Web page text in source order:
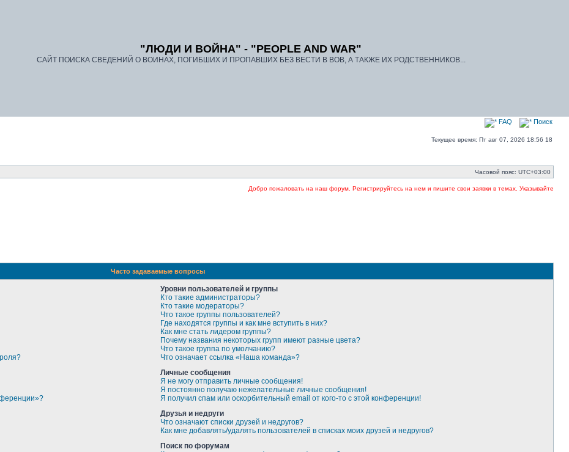
"ЛЮДИ И ВОЙНА" - "PEOPLE AND WAR"
САЙТ ПОИСКА СВЕДЕНИЙ О ВОИНАХ, ПОГИБШИХ И ПРОПАВШИХ БЕЗ ВЕСТИ В ВОВ, А ТАКЖЕ ИХ РОДСТВЕННИКОВ...
FAQ Поиск
Текущее время: Пт авг 07, 2026 18:56 18
Часовой пояс: UTC+03:00
Добро пожаловать на наш форум. Регистрируйтесь на нем и пишите свои заявки в темах. Указывайте в заголовке
Часто задаваемые вопросы
Уровни пользователей и группы
Кто такие администраторы?
Кто такие модераторы?
Что такое группы пользователей?
Где находятся группы и как мне вступить в них?
Как мне стать лидером группы?
Почему названия некоторых групп имеют разные цвета?
Что такое группа по умолчанию?
Что означает ссылка «Наша команда»?
Личные сообщения
Я не могу отправить личные сообщения!
Я постоянно получаю нежелательные личные сообщения!
Я получил спам или оскорбительный email от кого-то с этой конференции!
Друзья и недруги
Что означают списки друзей и недругов?
Как мне добавлять/удалять пользователей в списках моих друзей и недругов?
Поиск по форумам